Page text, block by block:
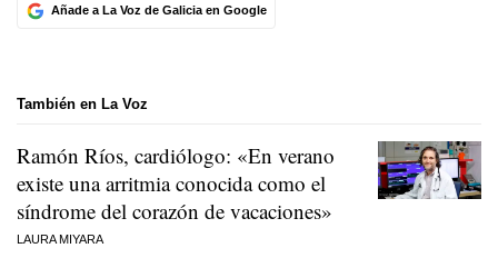
Añade a La Voz de Galicia en Google
También en La Voz
Ramón Ríos, cardiólogo: «En verano
existe una arritmia conocida como el
síndrome del corazón de vacaciones»
LAURA MIYARA